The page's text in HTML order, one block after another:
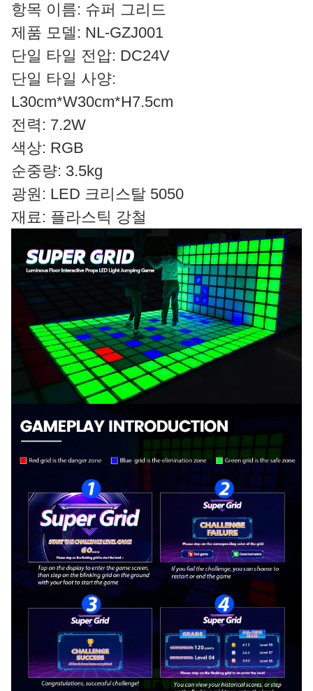
항목 이름: 슈퍼 그리드
제품 모델: NL-GZJ001
단일 타일 전압: DC24V
단일 타일 사양:
L30cm*W30cm*H7.5cm
전력: 7.2W
색상: RGB
순중량: 3.5kg
광원: LED 크리스탈 5050
재료: 플라스틱 강철